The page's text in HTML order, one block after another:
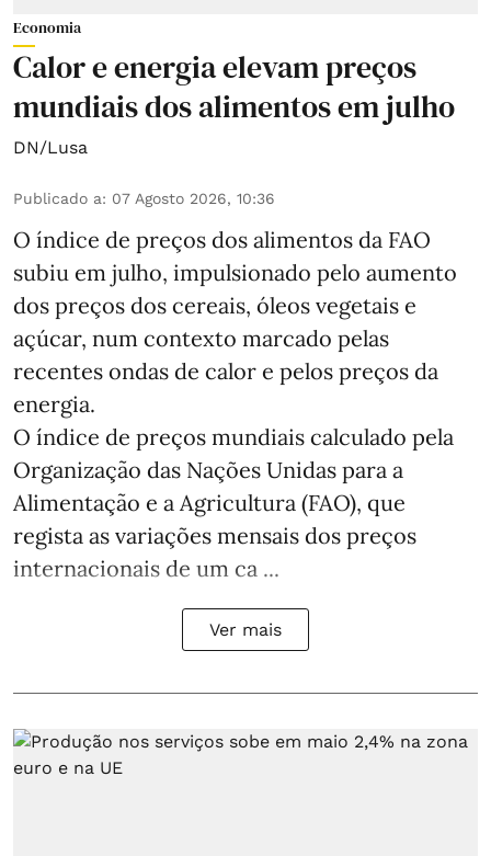
Economia
Calor e energia elevam preços
mundiais dos alimentos em julho
DN/Lusa
Publicado a: 07 Agosto 2026, 10:36
O índice de preços dos alimentos da FAO
subiu em julho, impulsionado pelo aumento
dos preços dos cereais, óleos vegetais e
açúcar, num contexto marcado pelas
recentes ondas de calor e pelos preços da
energia.
O índice de preços mundiais calculado pela
Organização das Nações Unidas para a
Alimentação e a Agricultura (FAO), que
regista as variações mensais dos preços
internacionais de um ca ...
Ver mais